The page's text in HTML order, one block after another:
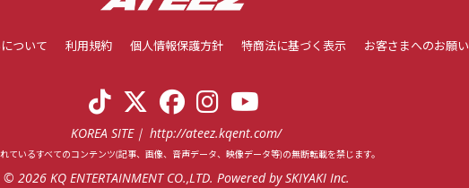
ついて 利用規約 個人情報保護方針 特商法に基づく表示 お客さまへのお願い
KOREA SITE http://ateez.kqent.com/
ているすべてのコンテンツ(記事、画像、音声データ、映像データ等)の無断転載を禁じます。
© 2026 KQ ENTERTAINMENT CO.,LTD. Powered bySKIYAKI Inc.